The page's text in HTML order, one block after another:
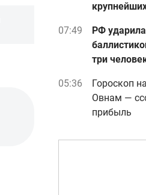
07:49
РФ
три
05:36
Гороскоп
Овнам —
прибыль